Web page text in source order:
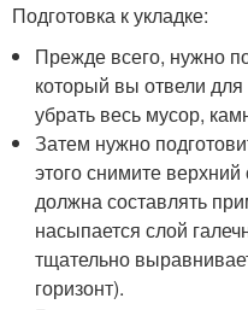
Подготовка к укладке:
Прежде всего, нужно
который вы отвели
убрать весь мусор,
Затем нужно
этого снимите
должна составлять
насыпается слой
тщательно
горизонт).